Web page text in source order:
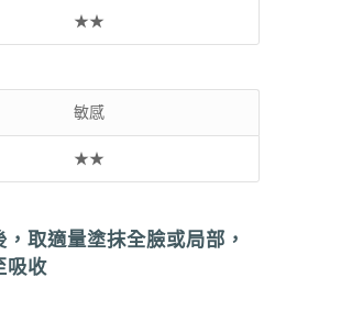
★★
敏感
★★
，取適量塗抹全臉或局部，
吸收